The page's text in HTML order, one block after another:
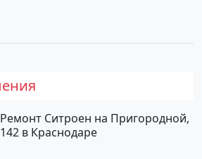
Ремонт Ситроен на Пригородной,
142 в Краснодаре